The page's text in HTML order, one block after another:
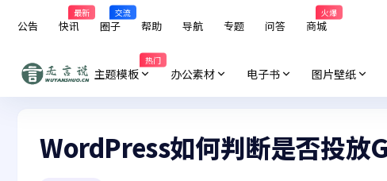
公告 快讯
最新
圈子
交流
帮助 导航 专题 问答 商城
火爆
主题模板
热门
办公素材 电子书 图片壁纸
WordPress如何判断是否投放